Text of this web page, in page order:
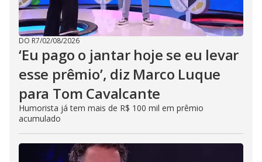
DO R7/02/08/2026
‘Eu pago o jantar hoje se eu levar
esse prêmio’, diz Marco Luque
para Tom Cavalcante
Humorista já tem mais de R$ 100 mil em prêmio
acumulado